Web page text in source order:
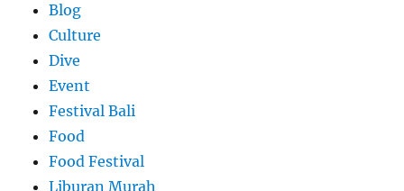
Blog
Culture
Dive
Event
Festival Bali
Food
Food Festival
Liburan Murah